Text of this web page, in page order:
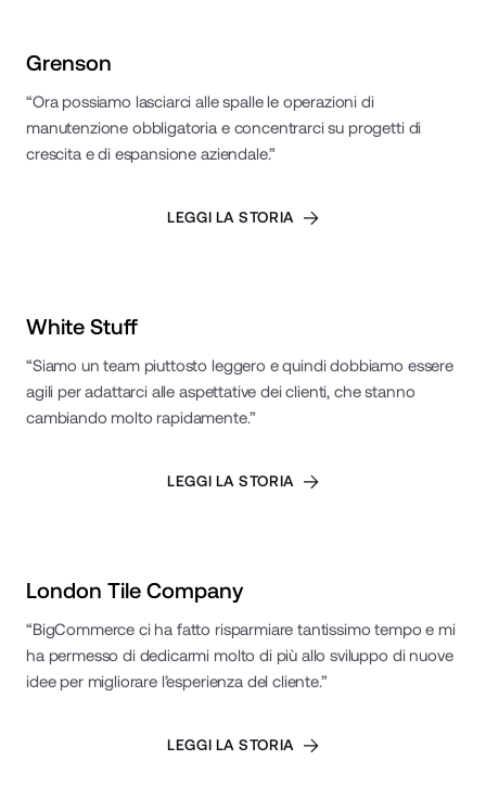
Grenson
“Ora possiamo lasciarci alle spalle le operazioni di
manutenzione obbligatoria e concentrarci su progetti di
crescita e di espansione aziendale.”
LEGGI LA STORIA
White Stuff
“Siamo un team piuttosto leggero e quindi dobbiamo essere
agili per adattarci alle aspettative dei clienti, che stanno
cambiando molto rapidamente.”
LEGGI LA STORIA
London Tile Company
“BigCommerce ci ha fatto risparmiare tantissimo tempo e mi
ha permesso di dedicarmi molto di più allo sviluppo di nuove
idee per migliorare l’esperienza del cliente.”
LEGGI LA STORIA